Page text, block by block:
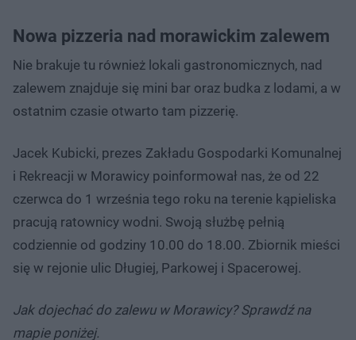
Nowa pizzeria nad morawickim zalewem
Nie brakuje tu również lokali gastronomicznych, nad
zalewem znajduje się mini bar oraz budka z lodami, a w
ostatnim czasie otwarto tam pizzerię.
Jacek Kubicki, prezes Zakładu Gospodarki Komunalnej
i Rekreacji w Morawicy poinformował nas, że od 22
czerwca do 1 września tego roku na terenie kąpieliska
pracują ratownicy wodni. Swoją służbę pełnią
codziennie od godziny 10.00 do 18.00. Zbiornik mieści
się w rejonie ulic Długiej, Parkowej i Spacerowej.
Jak dojechać do zalewu w Morawicy? Sprawdź na
mapie poniżej.